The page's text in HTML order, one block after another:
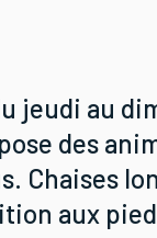
jeudi au
des
Chaises
aux